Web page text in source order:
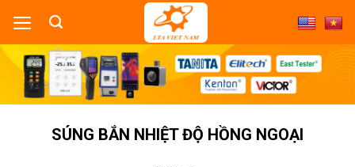
content
SÚNG BẮN NHIỆT ĐỘ HỒNG NGOẠI